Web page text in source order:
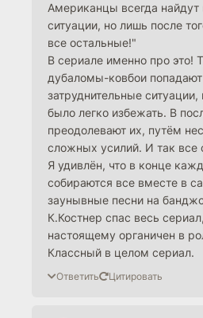
Американцы всегда
ситуации, но лишь после
все остальные!"
В сериале именно про это!
дубаломы-ковбои
затруднительные
было легко избежать. В
преодолевают их, путём
сложных усилий. И так все
Я удивлён, что в конце
собираются все вместе в
заунывные песни на
К.Костнер спас весь
настоящему органичен в
Классный в целом сериал.
Ответить Цитировать